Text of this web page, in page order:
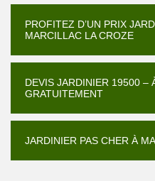
PROFITEZ D’UN PRIX
MARCILLAC LA CROZE
DEVIS JARDINIER 19500 –
GRATUITEMENT
JARDINIER PAS CHER À